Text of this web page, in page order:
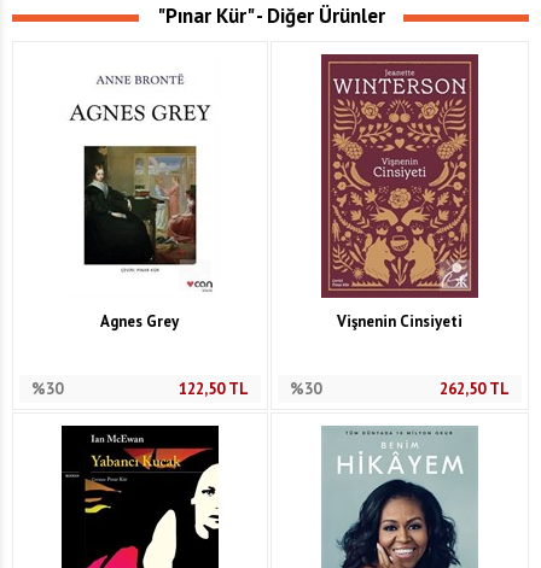
"Pınar Kür" - Diğer Ürünler
Agnes Grey
%30 122,50TL
Vişnenin Cinsiyeti
%30 262,50TL